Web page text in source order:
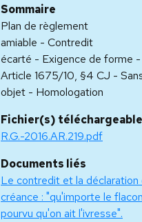
Sommaire
Plan de règlement
amiable - Contredit
écarté - Exigence de forme -
Article 1675/10, §4 CJ -
objet - Homologation
Fichier(s)
R.G.-2016.AR.219.pdf
Documents liés
Le contredit et la déclaration
créance : "qu'importe le
pourvu qu'on ait l'ivresse".